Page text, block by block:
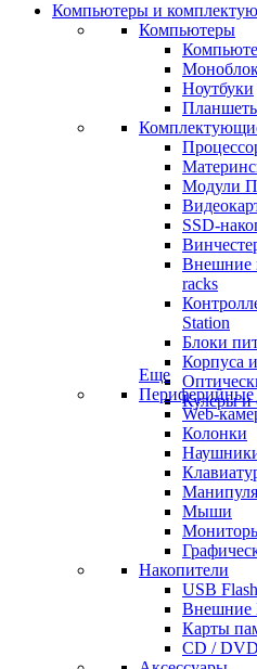
Компьютеры и
Компьютеры
Ноутбуки
Модули
SSD-
Внешние
racks
Station
Блоки
Корпуса
Кулеры и
Еще
Периферийные
Web-
Колонки
Мыши
Накопители
USB
Внешние
Карты
CD /